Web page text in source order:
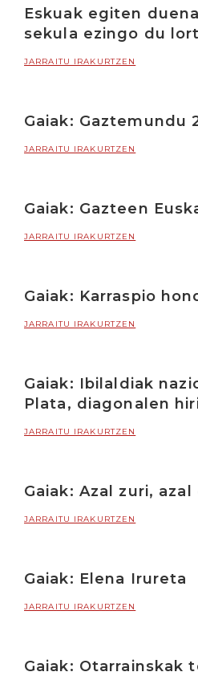
Eskuak egiten
sekula ezingo du
JARRAITU IRAKURTZEN
Gaiak: Gaztemundu
JARRAITU IRAKURTZEN
Gaiak: Gazteen
JARRAITU IRAKURTZEN
Gaiak: Karraspio
JARRAITU IRAKURTZEN
Gaiak: Ibilaldiak
Plata, diagonalen
JARRAITU IRAKURTZEN
Gaiak: Azal zuri, azal
JARRAITU IRAKURTZEN
Gaiak: Elena Irureta
JARRAITU IRAKURTZEN
Gaiak: Otarrainskak